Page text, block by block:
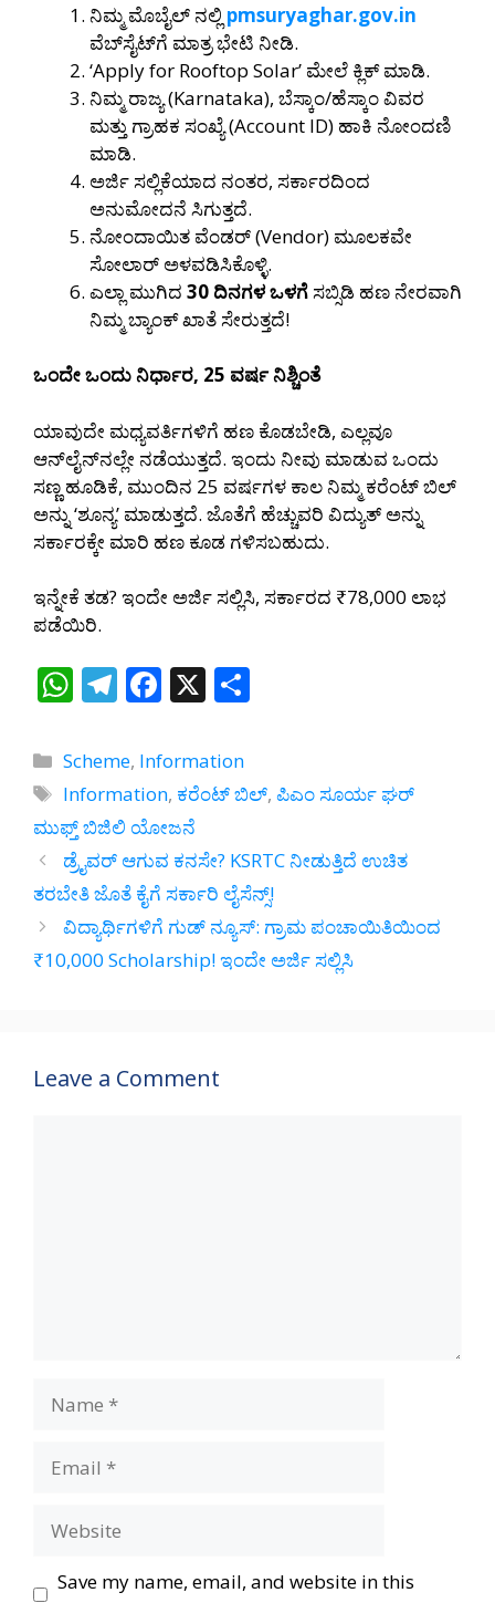
ನಿಮ್ಮ ಮೊಬೈಲ್ ನಲ್ಲಿ pmsuryaghar.gov.in
ವೆಬ್‌ಸೈಟ್‌ಗೆ ಮಾತ್ರ ಭೇಟಿ ನೀಡಿ.
‘Apply for Rooftop Solar’ ಮೇಲೆ ಕ್ಲಿಕ್ ಮಾಡಿ.
ನಿಮ್ಮ ರಾಜ್ಯ (Karnataka), ಬೆಸ್ಕಾಂ/ಹೆಸ್ಕಾಂ ವಿವರ
ಮತ್ತು ಗ್ರಾಹಕ ಸಂಖ್ಯೆ (Account ID) ಹಾಕಿ ನೋಂದಣಿ
ಮಾಡಿ.
ಅರ್ಜಿ ಸಲ್ಲಿಕೆಯಾದ ನಂತರ, ಸರ್ಕಾರದಿಂದ
ಅನುಮೋದನೆ ಸಿಗುತ್ತದೆ.
ನೋಂದಾಯಿತ ವೆಂಡರ್ (Vendor) ಮೂಲಕವೇ
ಸೋಲಾರ್ ಅಳವಡಿಸಿಕೊಳ್ಳಿ.
ಎಲ್ಲಾ ಮುಗಿದ 30 ದಿನಗಳ ಒಳಗೆ ಸಬ್ಸಿಡಿ ಹಣ ನೇರವಾಗಿ
ನಿಮ್ಮ ಬ್ಯಾಂಕ್ ಖಾತೆ ಸೇರುತ್ತದೆ!
ಒಂದೇ ಒಂದು ನಿರ್ಧಾರ, 25 ವರ್ಷ ನಿಶ್ಚಿಂತೆ
ಯಾವುದೇ ಮಧ್ಯವರ್ತಿಗಳಿಗೆ ಹಣ ಕೊಡಬೇಡಿ, ಎಲ್ಲವೂ
ಆನ್‌ಲೈನ್‌ನಲ್ಲೇ ನಡೆಯುತ್ತದೆ. ಇಂದು ನೀವು ಮಾಡುವ ಒಂದು
ಸಣ್ಣ ಹೂಡಿಕೆ, ಮುಂದಿನ 25 ವರ್ಷಗಳ ಕಾಲ ನಿಮ್ಮ ಕರೆಂಟ್ ಬಿಲ್
ಅನ್ನು ‘ಶೂನ್ಯ’ ಮಾಡುತ್ತದೆ. ಜೊತೆಗೆ ಹೆಚ್ಚುವರಿ ವಿದ್ಯುತ್ ಅನ್ನು
ಸರ್ಕಾರಕ್ಕೇ ಮಾರಿ ಹಣ ಕೂಡ ಗಳಿಸಬಹುದು.
ಇನ್ನೇಕೆ ತಡ? ಇಂದೇ ಅರ್ಜಿ ಸಲ್ಲಿಸಿ, ಸರ್ಕಾರದ ₹78,000 ಲಾಭ
ಪಡೆಯಿರಿ.
W
at
s
A
p
p
T
e
gr
a
m
F
e
b
o
o
k
X
e
Categories
Scheme, Information
Tags
Information, ಕರೆಂಟ್ ಬಿಲ್,ಪಿಎಂ ಸೂರ್ಯ ಘರ್
ಮುಫ್ತ್ ಬಿಜಿಲಿ ಯೋಜನೆ
ಡ್ರೈವರ್ ಆಗುವ ಕನಸೇ? KSRTC ನೀಡುತ್ತಿದೆ ಉಚಿತ
ತರಬೇತಿ ಜೊತೆ ಕೈಗೆ ಸರ್ಕಾರಿ ಲೈಸೆನ್ಸ್!
ವಿದ್ಯಾರ್ಥಿಗಳಿಗೆ ಗುಡ್ ನ್ಯೂಸ್: ಗ್ರಾಮ ಪಂಚಾಯಿತಿಯಿಂದ
₹10,000 Scholarship! ಇಂದೇ ಅರ್ಜಿ ಸಲ್ಲಿಸಿ
Leave a Comment
Save my name, email, and website in this